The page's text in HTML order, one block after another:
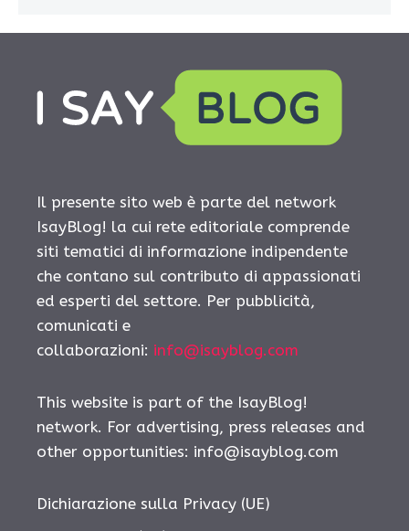
Il presente sito web è parte del network
IsayBlog! la cui rete editoriale comprende
siti tematici di informazione indipendente
che contano sul contributo di appassionati
ed esperti del settore. Per pubblicità,
comunicati e
collaborazioni: info@isayblog.com
This website is part of the IsayBlog!
network. For advertising, press releases and
other opportunities: info@isayblog.com
Dichiarazione sulla Privacy (UE)